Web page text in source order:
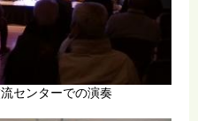
センターでの演奏